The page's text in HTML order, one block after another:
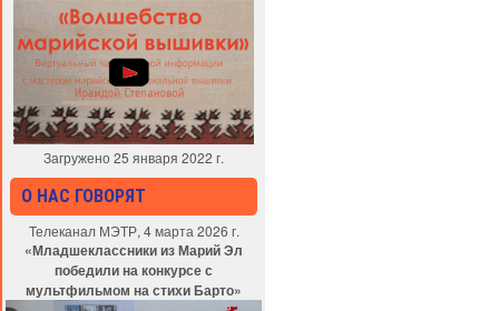
Загружено 25 января 2022 г.
О НАС ГОВОРЯТ
Телеканал МЭТР, 4 марта 2026 г.
«Младшеклассники из Марий Эл
победили на конкурсе с
мультфильмом на стихи Барто»